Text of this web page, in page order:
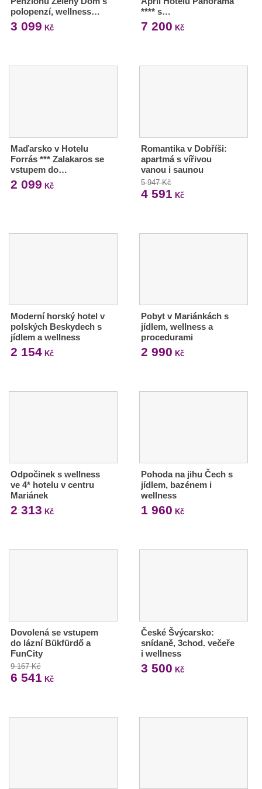
polopenzí, wellness…
3 099 Kč
**** s…
7 200 Kč
Maďarsko v Hotelu
Forrás *** Zalakaros se
vstupem do…
2 099 Kč
Romantika v Dobříši:
apartmá s vířivou
vanou i saunou
5 947 Kč
4 591 Kč
Moderní horský hotel v
polských Beskydech s
jídlem a wellness
2 154 Kč
Pobyt v Mariánkách s
jídlem, wellness a
procedurami
2 990 Kč
Odpočinek s wellness
ve 4* hotelu v centru
Mariánek
2 313 Kč
Pohoda na jihu Čech s
jídlem, bazénem i
wellness
1 960 Kč
Dovolená se vstupem
do lázní Bükfürdő a
FunCity
9 167 Kč
6 541 Kč
České Švýcarsko:
snídaně, 3chod. večeře
i wellness
3 500 Kč